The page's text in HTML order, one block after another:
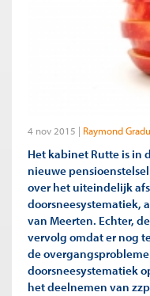
4 nov 2015 Raymond
Het kabinet Rutte is in
nieuwe
over het uiteindelijk
doorsneesystematiek,
van Meerten. Echter,
vervolg omdat er nog
de
doorsneesystematiek
het deelnemen van